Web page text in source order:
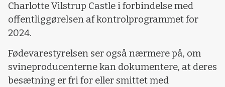
Charlotte Vilstrup Castle i forbindelse med
offentliggørelsen af kontrolprogrammet for
2024.
Fødevarestyrelsen ser også nærmere på, om
svineproducenterne kan dokumentere, at deres
besætning er fri for eller smittet med